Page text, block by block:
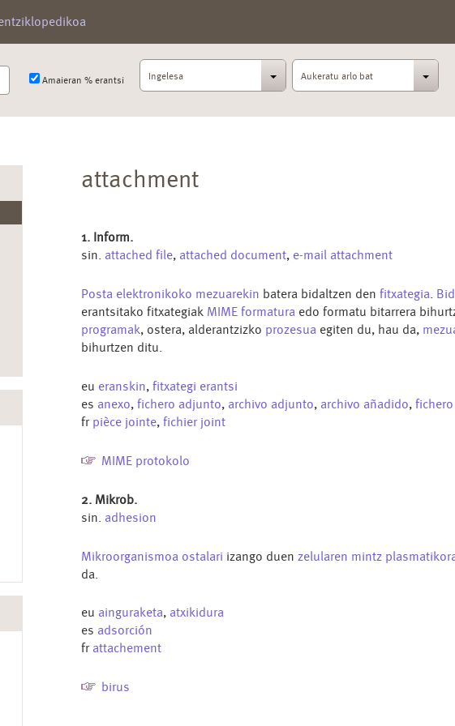
Amaieran % erantsi Ingelesa Aukeratu arlo bat
attachment
1. Inform.
sin. attached file, attached document, e-mail attachment
Posta elektronikoko mezuarekin batera bidaltzen den fitxategia.
erantsitako fitxategiak MIME formatura edo formatu bitarrera
programak, ostera, alderantzizko prozesua egiten du, hau da,
bihurtzen ditu.
eu eranskin, fitxategi erantsi
es anexo, fichero adjunto, archivo adjunto, archivo añadido,
fr pièce jointe, fichier joint
MIME protokolo
2. Mikrob.
sin. adhesion
Mikroorganismoa ostalari izango duen zelularen mintz
da.
eu ainguraketa, atxikidura
es adsorción
fr attachement
birus